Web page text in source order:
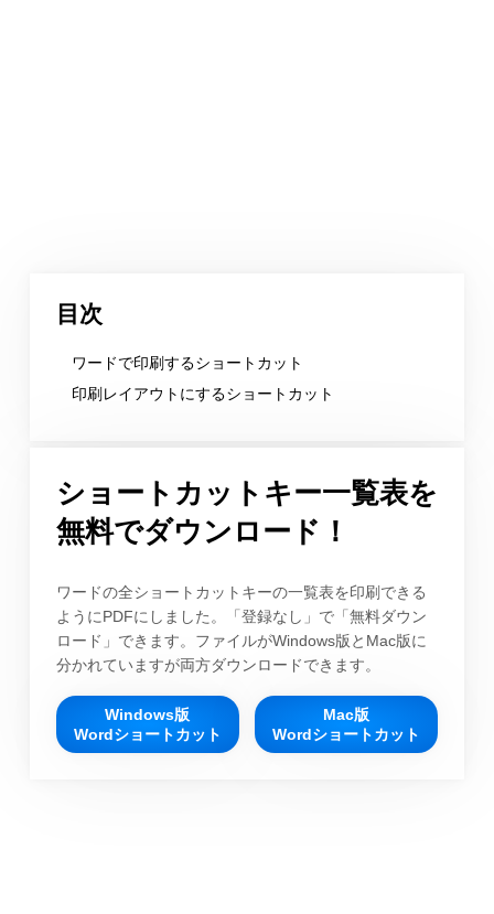
目次
ワードで印刷するショートカット
印刷レイアウトにするショートカット
ショートカットキー一覧表を
無料でダウンロード！
ワードの全ショートカットキーの一覧表を印刷できる
ようにPDFにしました。「登録なし」で「無料ダウン
ロード」できます。ファイルがWindows版とMac版に
分かれていますが両方ダウンロードできます。
Windows版
Wordショートカット
Mac版
Wordショートカット